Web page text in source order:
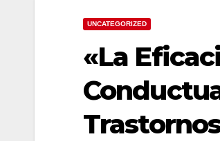
UNCATEGORIZED
«La